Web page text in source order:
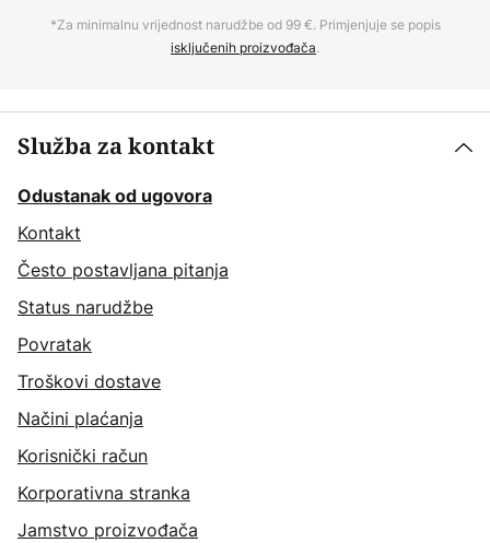
*Za minimalnu vrijednost narudžbe od 99 €. Primjenjuje se popis
isključenih proizvođača.
Služba za kontakt
Odustanak od ugovora
Kontakt
Često postavljana pitanja
Status narudžbe
Povratak
Troškovi dostave
Načini plaćanja
Korisnički račun
Korporativna stranka
Jamstvo proizvođača